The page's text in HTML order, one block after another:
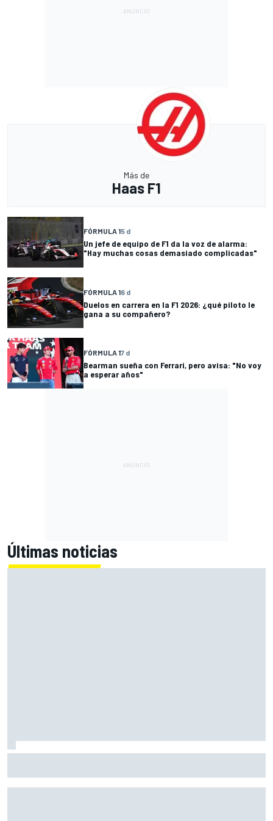
Más de
Haas F1
FÓRMULA 15 d
Un jefe de equipo de F1 da la voz de alarma:
"Hay muchas cosas demasiado complicadas"
FÓRMULA 16 d
Duelos en carrera en la F1 2026: ¿qué piloto le
gana a su compañero?
FÓRMULA 17 d
Bearman sueña con Ferrari, pero avisa: "No voy
a esperar años"
Últimas noticias